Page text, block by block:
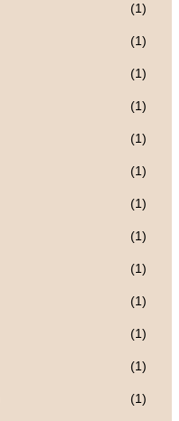
(1)
(1)
(1)
(1)
(1)
(1)
(1)
(1)
(1)
(1)
(1)
(1)
(1)